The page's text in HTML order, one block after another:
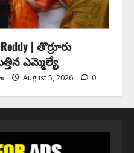
| తొర్రూరు
ఎమ్మెల్యే
August 5, 2026 0